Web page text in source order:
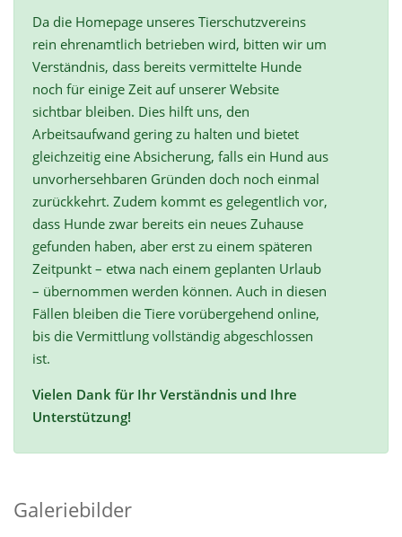
Da die Homepage unseres Tierschutzvereins
rein ehrenamtlich betrieben wird, bitten wir um
Verständnis, dass bereits vermittelte Hunde
noch für einige Zeit auf unserer Website
sichtbar bleiben. Dies hilft uns, den
Arbeitsaufwand gering zu halten und bietet
gleichzeitig eine Absicherung, falls ein Hund aus
unvorhersehbaren Gründen doch noch einmal
zurückkehrt. Zudem kommt es gelegentlich vor,
dass Hunde zwar bereits ein neues Zuhause
gefunden haben, aber erst zu einem späteren
Zeitpunkt – etwa nach einem geplanten Urlaub
– übernommen werden können. Auch in diesen
Fällen bleiben die Tiere vorübergehend online,
bis die Vermittlung vollständig abgeschlossen
ist.
Vielen Dank für Ihr Verständnis und Ihre
Unterstützung!
Galeriebilder